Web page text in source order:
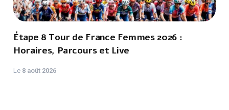
Étape 8 Tour de France Femmes 2026 :
Horaires, Parcours et Live
Le 8 août 2026